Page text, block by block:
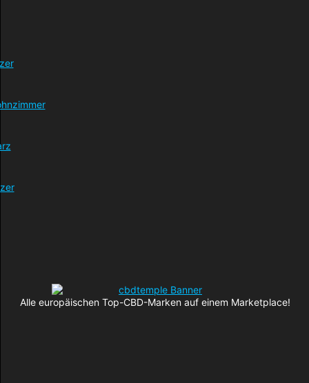
Alle europäischen Top-CBD-Marken auf einem Marketplace!